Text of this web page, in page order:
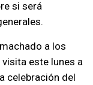
si será
a los
este lunes a
celebración del